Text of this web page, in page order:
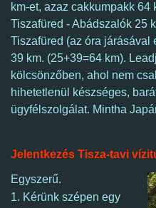
km-et, azaz cakkumpakk 64
Tiszafüred - Abádszalók 25
Tiszafüred (az óra
39 km. (25+39=64 km).
kölcsönzőben, ahol nem
hihetetlenül készséges,
ügyfélszolgálat. Mintha
Jelentkezés Tisza-tavi
Egyszerű.
1. Kérünk szépen egy